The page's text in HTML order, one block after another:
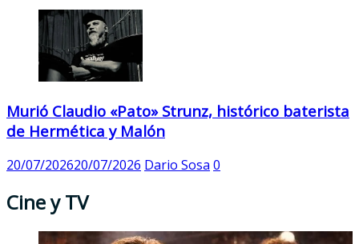
Murió Claudio «Pato» Strunz, histórico baterista
de Hermética y Malón
20/07/202620/07/2026 Dario Sosa 0
Cine y TV